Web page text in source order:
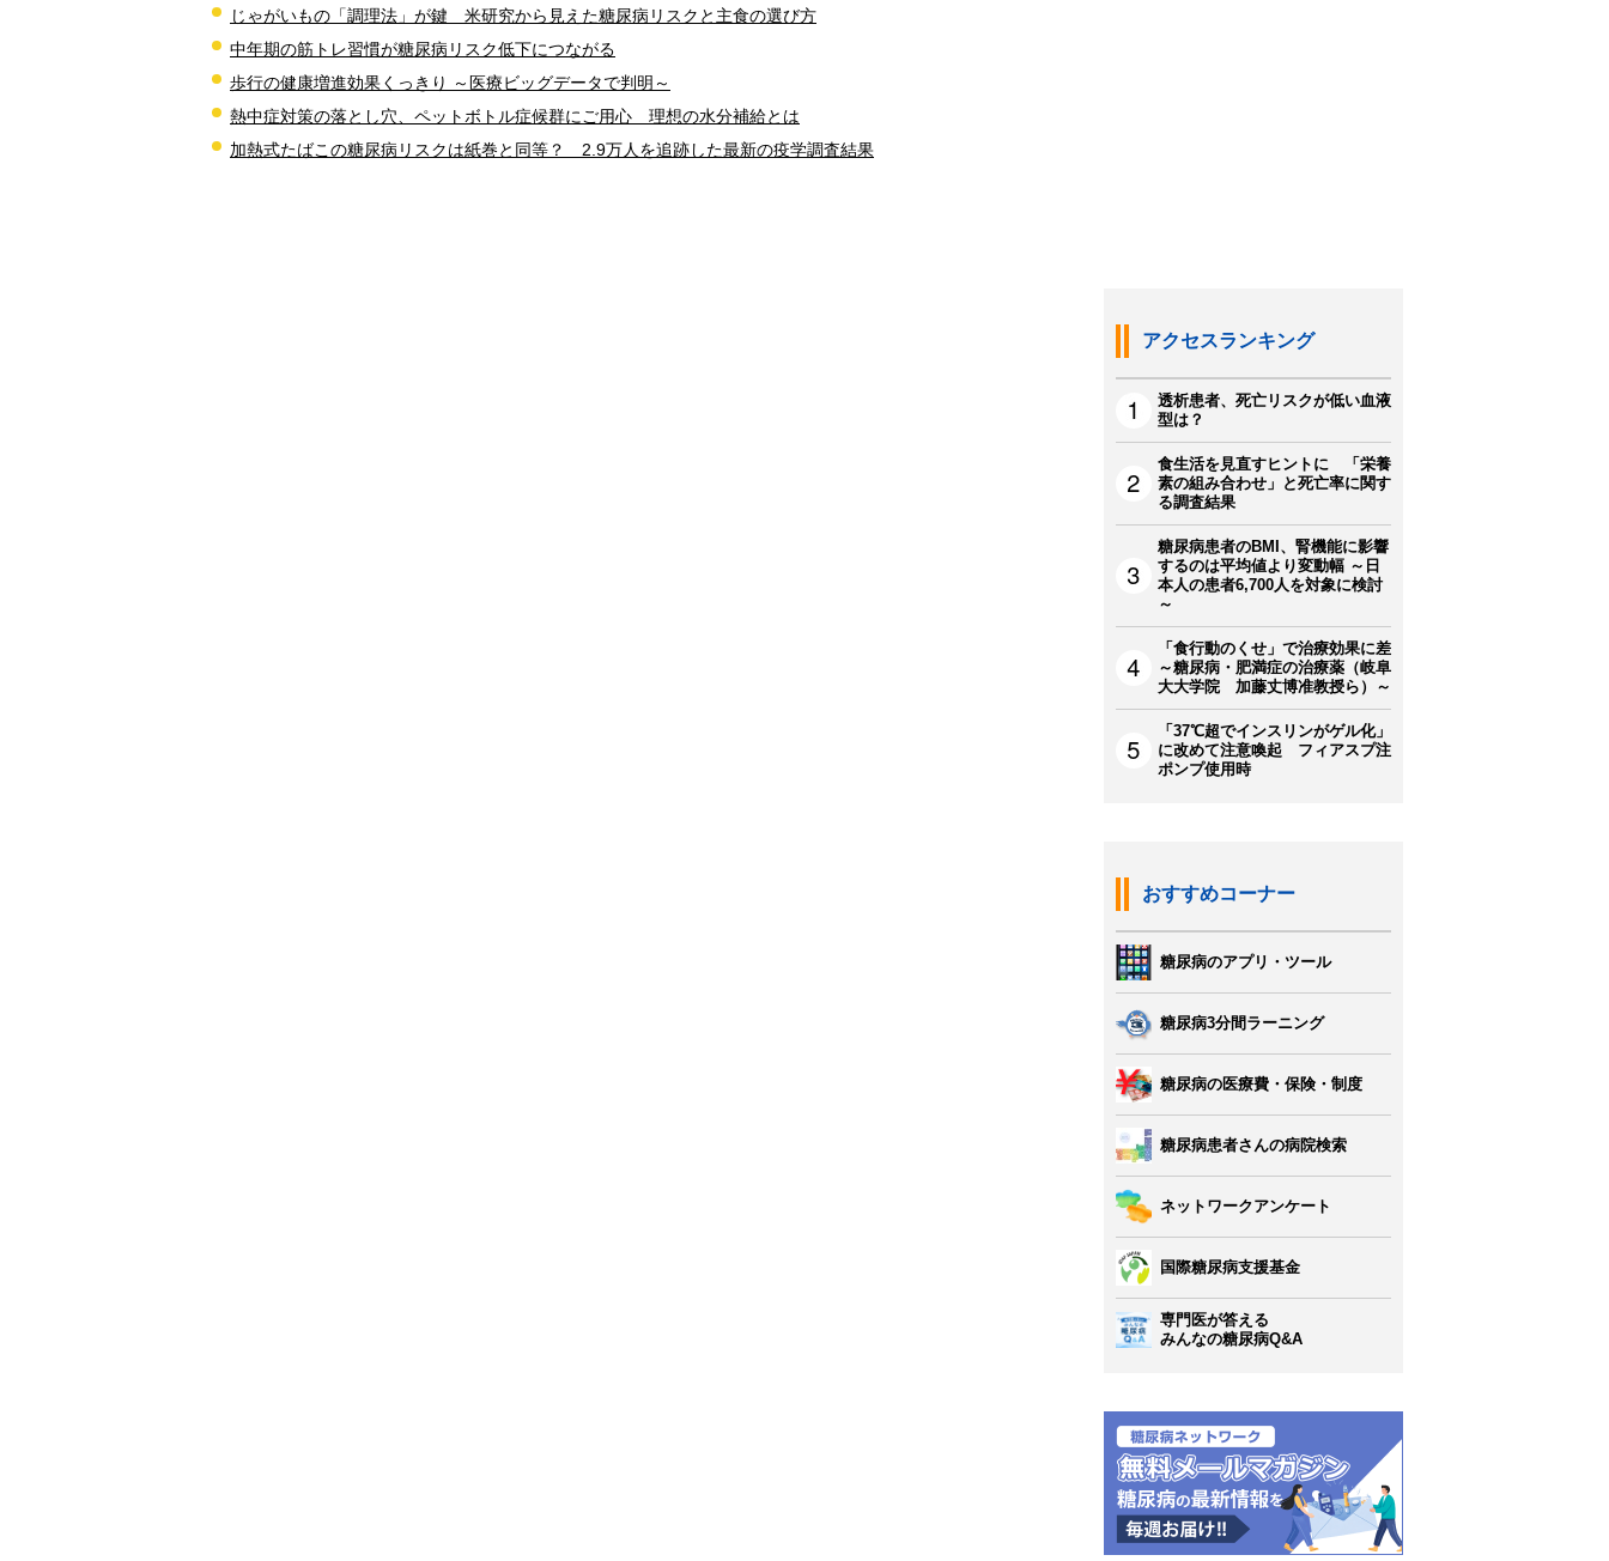
じゃがいもの「調理法」が鍵 米研究から見えた糖尿病リスクと主食の選び方
中年期の筋トレ習慣が糖尿病リスク低下につながる
歩行の健康増進効果くっきり ～医療ビッグデータで判明～
熱中症対策の落とし穴、ペットボトル症候群にご用心 理想の水分補給とは
加熱式たばこの糖尿病リスクは紙巻と同等？ 2.9万人を追跡した最新の疫学調査結果
アクセスランキング
透析患者、死亡リスクが低い血液
型は？
食生活を見直すヒントに 「栄養
素の組み合わせ」と死亡率に関す
る調査結果
糖尿病患者のBMI、腎機能に影響
するのは平均値より変動幅 ～日
本人の患者6,700人を対象に検討
～
「食行動のくせ」で治療効果に差
～糖尿病・肥満症の治療薬（岐阜
大大学院 加藤丈博准教授ら）～
「37℃超でインスリンがゲル化」
に改めて注意喚起 フィアスプ注
ポンプ使用時
おすすめコーナー
糖尿病のアプリ・ツール
糖尿病3分間ラーニング
糖尿病の医療費・保険・制度
糖尿病患者さんの病院検索
ネットワークアンケート
国際糖尿病支援基金
専門医が答える
みんなの糖尿病Q&A